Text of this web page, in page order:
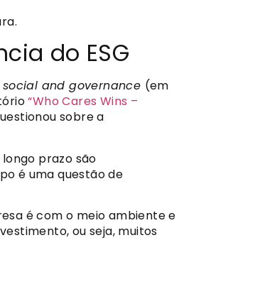
do ESG
and governance (em
“Who Cares Wins –
sobre a
prazo são
é uma questão de
é com o meio ambiente e
ou seja, muitos